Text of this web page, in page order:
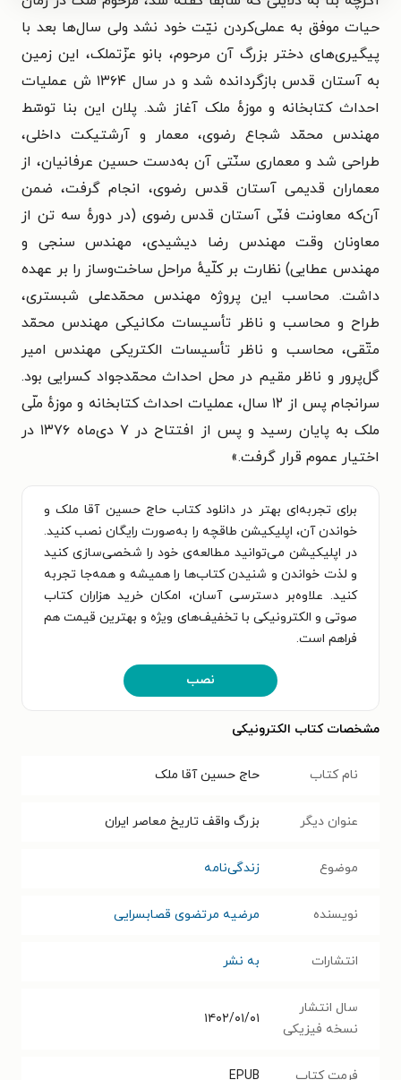
حیات موفق به عملی‌کردن نیّت خود نشد ولی سال‌ها بعد با
پیگیری‌های دختر بزرگ آن مرحوم، بانو عزّتملک، این زمین
به آستان قدس بازگردانده شد و در سال ۱۳۶۴ ش عملیات
احداث کتابخانه و موزهٔ ملک آغاز شد. پلان این بنا توسّط
مهندس محمّد شجاع رضوی، معمار و آرشتیکت داخلی،
طراحی شد و معماری سنّتی آن به‌دست حسین عرفانیان، از
معماران قدیمی آستان قدس رضوی، انجام گرفت، ضمن
آن‌که معاونت فنّی آستان قدس رضوی (در دورهٔ سه تن از
معاونان وقت مهندس رضا دیشیدی، مهندس سنجی و
مهندس عطایی) نظارت بر کلّیهٔ مراحل ساخت‌وساز را بر عهده
داشت. محاسب این پروژه مهندس محمّدعلی شبستری،
طراح و محاسب و ناظر تأسیسات مکانیکی مهندس محمّد
متّقی، محاسب و ناظر تأسیسات الکتریکی مهندس امیر
گل‌پرور و ناظر مقیم در محل احداث محمّدجواد کسرایی بود.
سرانجام پس از ۱۲ سال، عملیات احداث کتابخانه و موزهٔ ملّی
ملک به پایان رسید و پس از افتتاح در ۷ دی‌ماه ۱۳۷۶ در
اختیار عموم قرار گرفت.»
برای تجربه‌ای بهتر در دانلود کتاب حاج حسین آقا ملک و
خواندن آن، اپلیکیشن طاقچه را به‌صورت رایگان نصب کنید.
در اپلیکیشن می‌توانید مطالعه‌ی خود را شخصی‌سازی کنید
و لذت خواندن و شنیدن کتاب‌ها را همیشه و همه‌جا تجربه
کنید. علاوه‌بر دسترسی آسان، امکان خرید هزاران کتاب
صوتی و الکترونیکی با تخفیف‌های ویژه و بهترین قیمت هم
فراهم است.
نصب
مشخصات کتاب الکترونیکی
نام کتاب حاج حسین آقا ملک
عنوان دیگر بزرگ واقف تاریخ معاصر ایران
موضوع زندگی‌نامه
نویسنده مرضیه مرتضوی قصابسرایی
انتشارات به نشر
سال انتشار
نسخه فیزیکی
۱۴۰۲/۰۱/۰۱
فرمت کتاب EPUB